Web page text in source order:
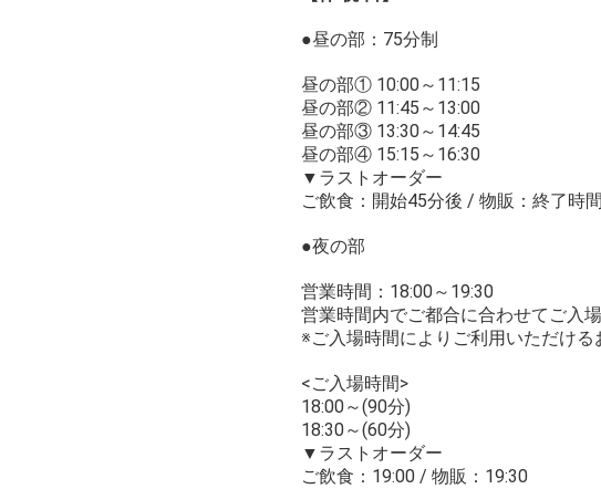
●昼の部：75分制
昼の部① 10:00～11:15
昼の部② 11:45～13:00
昼の部③ 13:30～14:45
昼の部④ 15:15～16:30
▼ラストオーダー
ご飲食：開始45分後 / 物販：終了時
●夜の部
営業時間：18:00～19:30
営業時間内でご都合に合わせてご入
※ご入場時間によりご利用いただける
<ご入場時間>
18:00～(90分)
18:30～(60分)
▼ラストオーダー
ご飲食：19:00 / 物販：19:30